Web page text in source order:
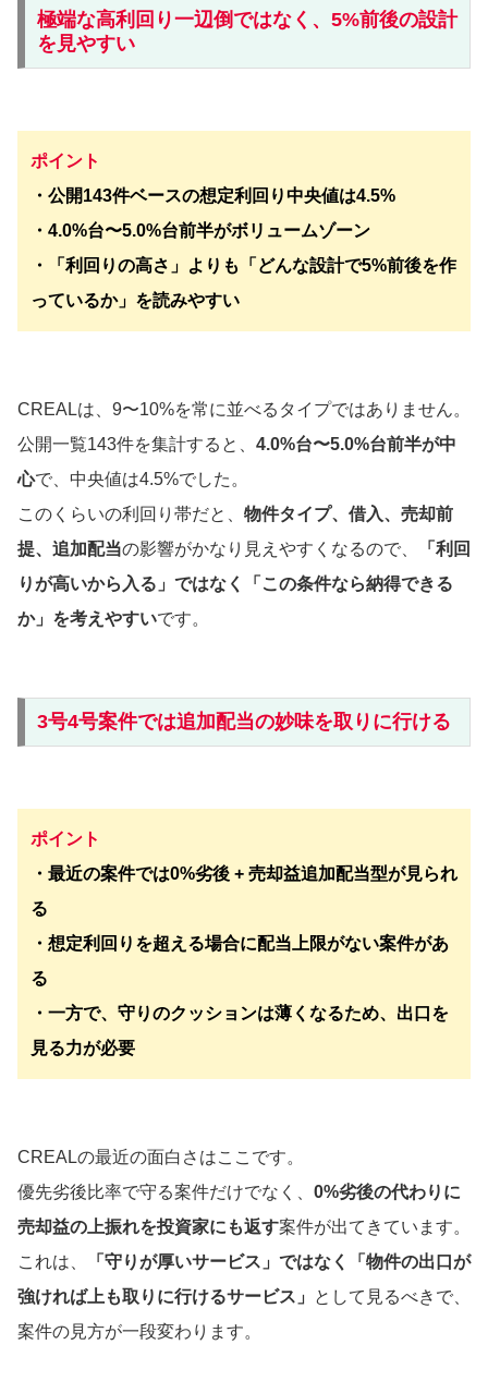
極端な高利回り一辺倒ではなく、5%前後の設計
を見やすい
ポイント
・公開143件ベースの想定利回り中央値は4.5%
・4.0%台〜5.0%台前半がボリュームゾーン
・「利回りの高さ」よりも「どんな設計で5%前後を作
っているか」を読みやすい
CREALは、9〜10%を常に並べるタイプではありません。
公開一覧143件を集計すると、 4.0%台〜5.0%台前半が中
心で、中央値は4.5%でした。
このくらいの利回り帯だと、 物件タイプ、借入、売却前
提、追加配当の影響がかなり見えやすくなるので、
「利回
りが高いから入る」ではなく「この条件なら納得できる
か」を考えやすいです。
3号4号案件では追加配当の妙味を取りに行ける
ポイント
・最近の案件では0%劣後 + 売却益追加配当型が見られ
る
・想定利回りを超える場合に配当上限がない案件があ
る
・一方で、守りのクッションは薄くなるため、出口を
見る力が必要
CREALの最近の面白さはここです。
優先劣後比率で守る案件だけでなく、 0%劣後の代わりに
売却益の上振れを投資家にも返す案件が出てきています。
これは、
「守りが厚いサービス」ではなく「物件の出口が
強ければ上も取りに行けるサービス」
として見るべきで、
案件の見方が一段変わります。